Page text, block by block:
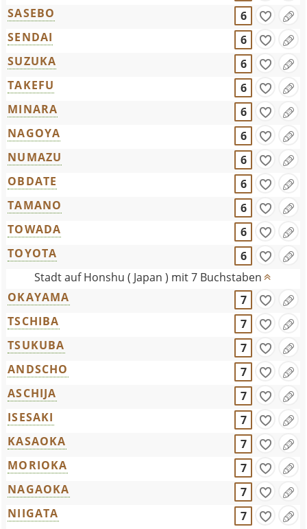
SASEBO
6
SENDAI
6
SUZUKA
6
TAKEFU
6
MINARA
6
NAGOYA
6
NUMAZU
6
OBDATE
6
TAMANO
6
TOWADA
6
TOYOTA
6
Stadt auf Honshu ( Japan ) mit 7 Buchstaben
OKAYAMA
7
TSCHIBA
7
TSUKUBA
7
ANDSCHO
7
ASCHIJA
7
ISESAKI
7
KASAOKA
7
MORIOKA
7
NAGAOKA
7
NIIGATA
7